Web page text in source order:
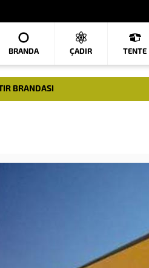
BRANDA ÇADIR TENTE
BRANDASI